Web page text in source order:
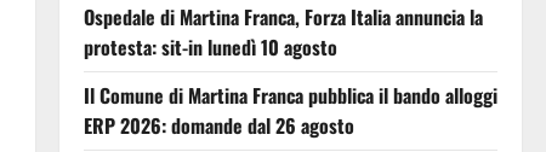
Ospedale di Martina Franca, Forza Italia annuncia la
protesta: sit-in lunedì 10 agosto
Il Comune di Martina Franca pubblica il bando alloggi
ERP 2026: domande dal 26 agosto